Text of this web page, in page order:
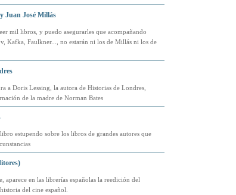
Juan José Millás
mil libros, y puedo asegurarles que acompañando
Kafka, Faulkner..., no estarán ni los de Millás ni los de
a Doris Lessing, la autora de Historias de Londres,
de la madre de Norman Bates
estupendo sobre los libros de grandes autores que
aparece en las librerías españolas la reedición del
del cine español.